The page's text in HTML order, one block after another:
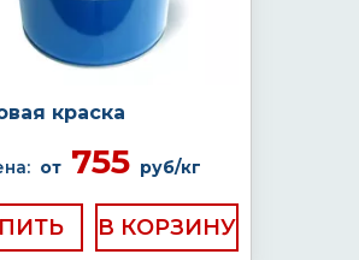
краска
от755 руб/кг